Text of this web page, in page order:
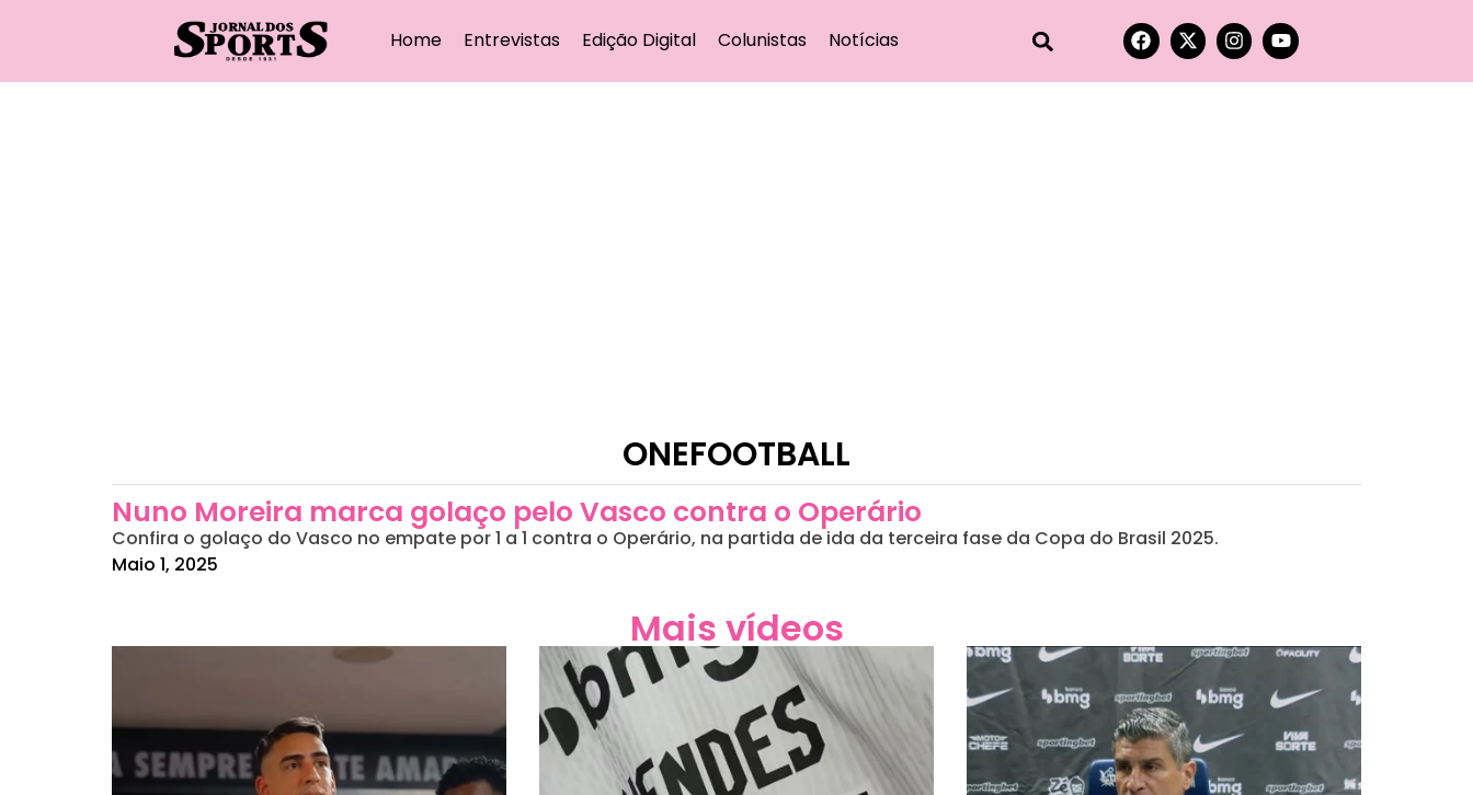
Home Entrevistas Edição Digital Colunistas Notícias
ONEFOOTBALL
Nuno Moreira marca golaço pelo Vasco contra o Operário
Confira o golaço do Vasco no empate por 1 a 1 contra o Operário, na partida de ida da terceira fase da Copa do Brasil 2025.
Maio 1, 2025
Mais vídeos